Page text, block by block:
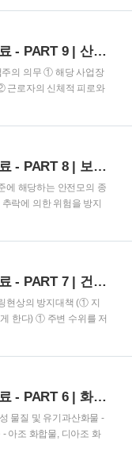
다. “깔림ᆞ뒤집힘”이라
깔린 경우 및 지게차 등
를 말한다. “부딪힘ᆞ접
여 기인물에 접촉 또는
산업안전기사 실기 필답형 요약자료 - PART 9 | 산업안전보건법
주의 의무 ① 해당 사업장
근로자의 신체적 피로와
의 조성 및 근로조건개
일반건강진단 ② 특수
전 건강진단 위험성평
② 근로자의 작업과 관계
인별 위험성의 추정 ④
산업안전기사 실기 필답형 요약자료 - PART 8 | 보호장구 및 안전보건표지
에 해당하는 안전모의 종
락에 의한 위험을 방지
래에 의한 위험을 방지
안전모의 시험성능 항
모는 관통거리가 9.5㎜
어야 한다. 충격흡수성
체와 착장체의 기능이
산업안전기사 실기 필답형 요약자료 - PART 7 | 건설안전관리
현상의 방지대책 (① 지
한다) ① 주변 수위를 저
흙막이벽 상단부에 버
지수벽 또는 지수층을
상 중 히빙현상의 발생
인 ① 지표면의 하중 증
지반의 강성부족 ④ 흙
산업안전기사 실기 필답형 요약자료 - PART 6 | 화공안전관리
물질 및 유기과산화물 -
아조 화합물, 디아조 화
액체 및 산화성 고체 -